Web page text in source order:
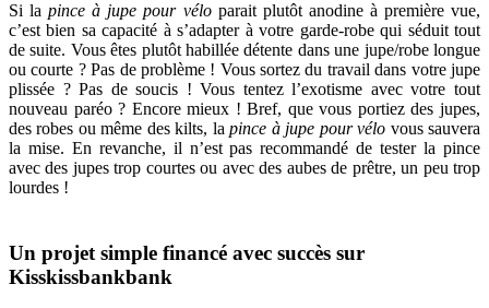
Si lapince à jupe pour vélo parait plutôt anodine à première vue,
c’est bien sa capacité à s’adapter à votre garde-robe qui séduit tout
de suite. Vous êtes plutôt habillée détente dans une jupe/robe longue
ou courte ? Pas de problème ! Vous sortez du travail dans votre jupe
plissée ? Pas de soucis ! Vous tentez l’exotisme avec votre tout
nouveau paréo ? Encore mieux ! Bref, que vous portiez des jupes,
des robes ou même des kilts, lapince à jupe pour vélo vous sauvera
la mise. En revanche, il n’est pas recommandé de tester la pince
avec des jupes trop courtes ou avec des aubes de prêtre, un peu trop
lourdes !
Un projet simple financé avec succès sur
Kisskissbankbank